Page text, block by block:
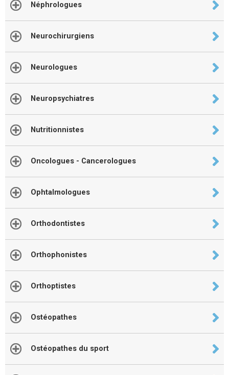
Néphrologues
Neurochirurgiens
Neurologues
Neuropsychiatres
Nutritionnistes
Oncologues - Cancerologues
Ophtalmologues
Orthodontistes
Orthophonistes
Orthoptistes
Ostéopathes
Ostéopathes du sport